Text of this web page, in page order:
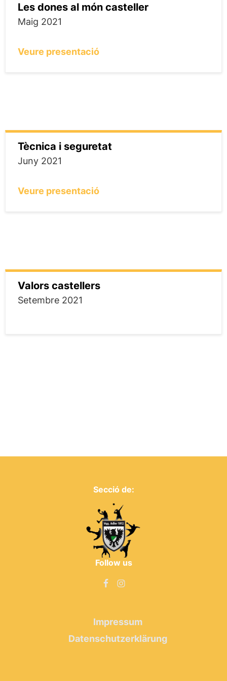
Les dones al món casteller
Maig 2021
Veure presentació
Tècnica i seguretat
Juny 2021
Veure presentació
Valors castellers
Setembre 2021
Secció de:
Follow us
Impressum
Datenschutzerklärung